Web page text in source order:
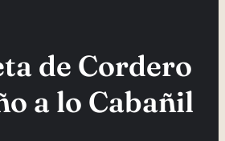
de Cordero
a lo Cabañil